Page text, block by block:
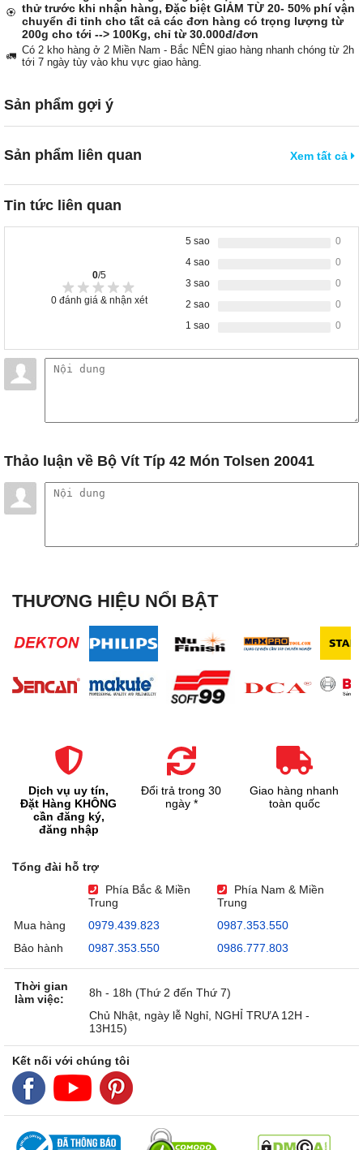
🏵️ thử trước khi nhận hàng, Đặc biệt GIẢM TỪ 20- 50% phí vận
chuyển đi tỉnh cho tất cả các đơn hàng có trọng lượng từ
200g cho tới --> 100Kg, chỉ từ 30.000đ/đơn
🚛 Có 2 kho hàng ở 2 Miền Nam - Bắc NÊN giao hàng nhanh chóng từ 2h
tới 7 ngày tùy vào khu vực giao hàng.
Sản phẩm gợi ý
Sản phẩm liên quan Xem tất cả
Tin tức liên quan
0/5
0 đánh giá & nhận xét
5 sao
0
4 sao
0
3 sao
0
2 sao
0
1 sao
0
Thảo luận về Bộ Vít Típ 42 Món Tolsen 20041
THƯƠNG HIỆU NỔI BẬT
Dịch vụ uy tín,
Đặt Hàng KHÔNG
cần đăng ký,
đăng nhập
Đổi trả trong 30
ngày *
Giao hàng nhanh
toàn quốc
Tổng đài hỗ trợ
Phía Bắc & Miền
Trung
Phía Nam & Miền
Trung
Mua hàng
0979.439.823
0987.353.550
Bảo hành
0987.353.550 0986.777.803
Thời gian
làm việc:
8h - 18h (Thứ 2 đến Thứ 7)
Chủ Nhật, ngày lễ Nghỉ, NGHỈ TRƯA 12H -
13H15)
Kết nối với chúng tôi